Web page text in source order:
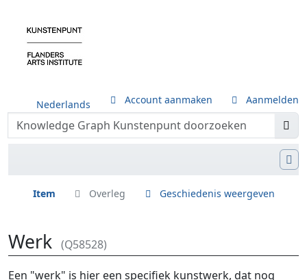
Nederlands Account aanmaken Aanmelden
Item Overleg Geschiedenis weergeven
Werk (Q58528)
Ga naar:navigatie,zoeken
Een "werk" is hier een specifiek kunstwerk, dat nog